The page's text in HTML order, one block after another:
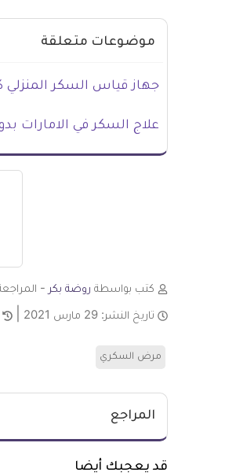
موضوعات متعلقة
جهاز قياس السكر
علاج السكر في الامارات
كتب بواسطة روضة بكر -
تاريخ النشر: 29 مارس 2021
مرض السكري
المراجع
قد يعجبك أيضا